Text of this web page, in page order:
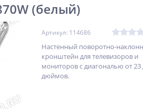
(белый)
Артикул: 114686
Настенный поворотно-
кронштейн для телевизоров и
мониторов с диагональю от 23
дюймов.